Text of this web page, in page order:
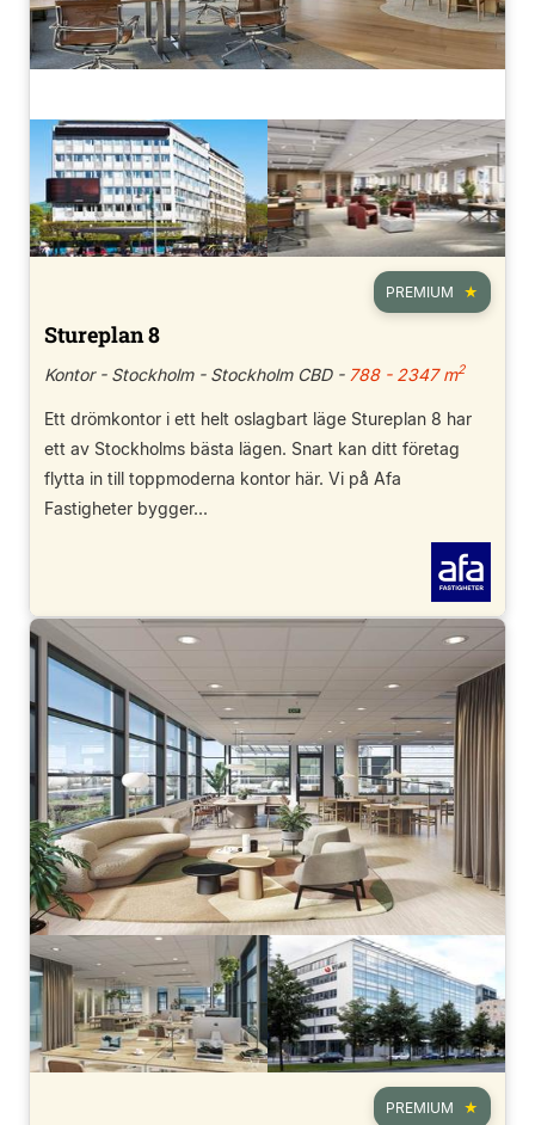
Stureplan 8
Kontor - Stockholm - Stockholm CBD - 788 - 2347 m2
Ett drömkontor i ett helt oslagbart läge Stureplan 8 har
ett av Stockholms bästa lägen. Snart kan ditt företag
flytta in till toppmoderna kontor här. Vi på Afa
Fastigheter bygger...
PREMIUM
PREMIUM